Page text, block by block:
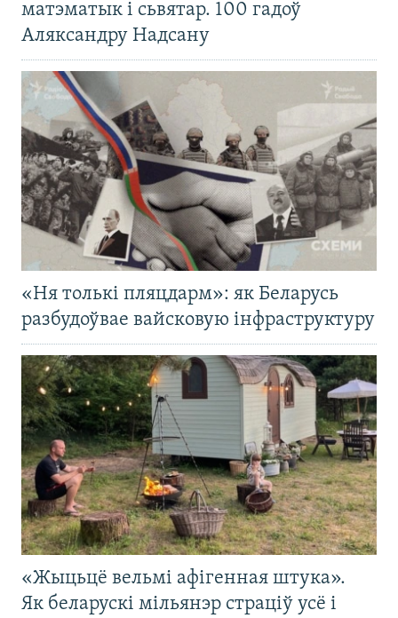
матэматык і сьвятар. 100 гадоў
Аляксандру Надсану
«Ня толькі пляцдарм»: як Беларусь
разбудоўвае вайсковую інфраструктуру
«Жыцьцё вельмі афігенная штука».
Як беларускі мільянэр страціў усё і